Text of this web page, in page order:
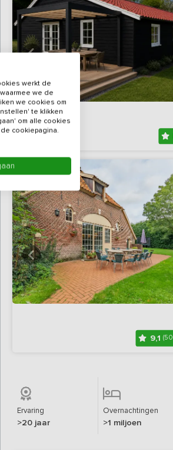
9,1
Ervaring
>20 jaar
Overnachtingen
>1 miljoen
werkt de
we de
we cookies om
te klikken
om alle cookies
cookiepagina.